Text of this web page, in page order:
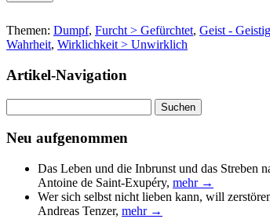
Themen: Dumpf, Furcht > Gefürchtet, Geist - Geistig
Wahrheit, Wirklichkeit > Unwirklich
Artikel-Navigation
nach:
Neu aufgenommen
Das Leben und die Inbrunst und das Streben
Antoine de Saint-Exupéry, mehr →
Wer sich selbst nicht lieben kann, will
Andreas Tenzer, mehr →